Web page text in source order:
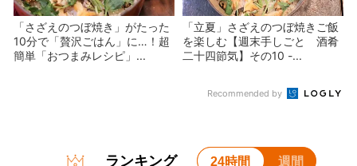
「さざえのつぼ焼き」がたった
10分で「贅沢ごはん」に…！超
簡単「おつまみレシピ」...
「立夏」さざえのつぼ焼きご飯
を楽しむ【週末手しごと 酒肴
二十四節気】その10 -...
Recommended by
ランキング 24時間 週間